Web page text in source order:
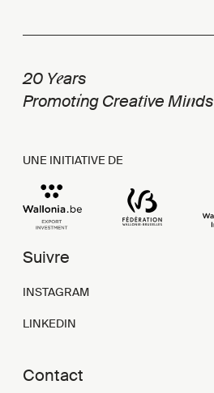
20 Years
Promoting Creative Minds
UNE INITIATIVE DE
Suivre
INSTAGRAM
LINKEDIN
Contact